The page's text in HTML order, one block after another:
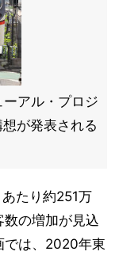
アル・プロジ
が発表される
たり約251万
数の増加が見込
では、2020年東